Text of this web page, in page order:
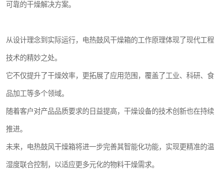
可靠的干燥解决方案。
从设计理念到实际运行，电热鼓风干燥箱的工作原理体现了现代工程
技术的精妙之处。
它不仅提升了干燥效率，更拓展了应用范围，覆盖了工业、科研、食
品加工等多个领域。
随着客户对产品品质要求的日益提高，干燥设备的技术创新也在持续
推进。
未来，电热鼓风干燥箱将进一步完善其智能化功能，实现更精准的温
湿度联合控制，以适应更多元化的物料干燥需求。